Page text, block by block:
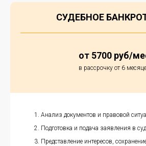
СУДЕБНОЕ
от 5700 руб/
в рассрочку от 6
Анализ документов и правовой
Подготовка и подача заявления в суд
Представление интересов,